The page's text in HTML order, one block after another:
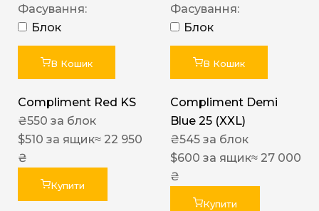
Фасування:
Блок
В Кошик
Compliment Red KS
₴550 за блок
$510 за ящик≈ 22 950
₴
Купити
Фасування:
Блок
В Кошик
Compliment Demi
Blue 25 (XXL)
₴545 за блок
$600 за ящик≈ 27 000
₴
Купити